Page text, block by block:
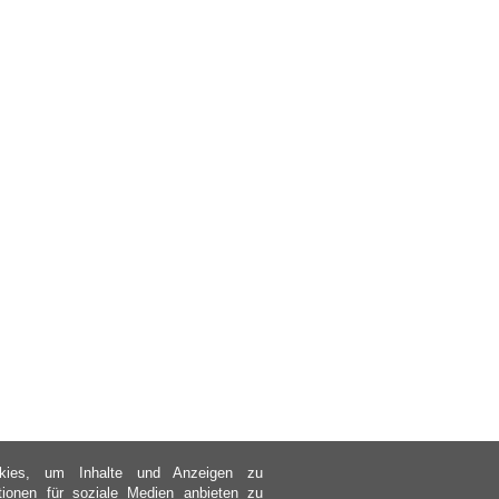
um Inhalte und Anzeigen zu
für soziale Medien anbieten zu